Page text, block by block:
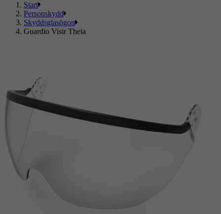
Start
Personskydd
Skyddsglasögon
Guardio Visir Theia